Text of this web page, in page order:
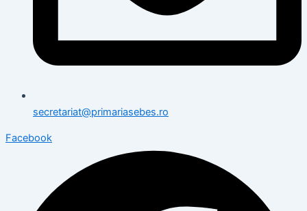
secretariat@primariasebes.ro
Facebook